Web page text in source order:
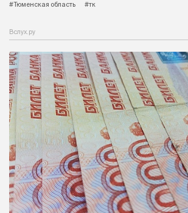
#Тюменская область
#тк
Вслух.ру